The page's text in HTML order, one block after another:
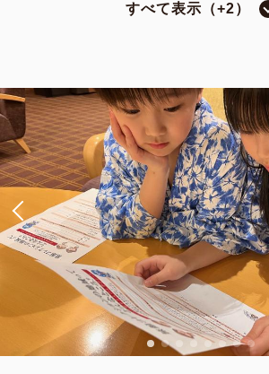
合計
／8畳】
禁煙 8.00畳 1~4名
Wi-Fiあり（無料）
詳細
すべて表示（+2）